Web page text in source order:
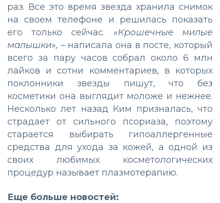
раз. Все это время звезда хранила снимок
на своем телефоне и решилась показать
его только сейчас. «Крошечные милые
малышки», – написала она в посте, который
всего за пару часов собрал около 6 млн
лайков и сотни комментариев, в которых
поклонники звезды пишут, что без
косметики она выглядит моложе и нежнее.
Несколько лет назад Ким призналась, что
страдает от сильного псориаза, поэтому
старается выбирать гипоаллергенные
средства для ухода за кожей, а одной из
своих любимых косметологических
процедур называет плазмотерапию.
Еще больше новостей: